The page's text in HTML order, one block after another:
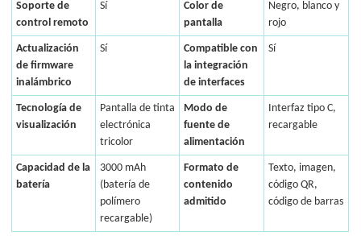
Soporte de
control remoto
Sí
Color de
pantalla
Negro, blanco y
rojo
Actualización
de firmware
inalámbrico
Sí
Compatible con
la integración
de interfaces
Sí
Tecnología de
visualización
Pantalla de tinta
electrónica
tricolor
Modo de
fuente de
alimentación
Interfaz tipo C,
recargable
Capacidad de la
batería
3000 mAh
(batería de
polímero
recargable)
Formato de
contenido
admitido
Texto, imagen,
código QR,
código de barras